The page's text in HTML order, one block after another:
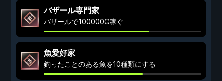
バザール専門家
バザールで100000G稼ぐ
魚愛好家
釣ったことのある魚を10種類にする